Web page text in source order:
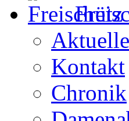
Kontakt
Chronik